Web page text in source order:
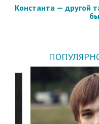
Константа — другой